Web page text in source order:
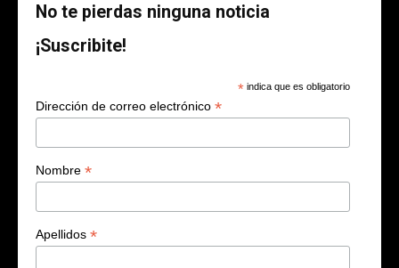
No te pierdas ninguna noticia
¡Suscribite!
* indica que es obligatorio
Dirección de correo electrónico *
Nombre *
Apellidos *